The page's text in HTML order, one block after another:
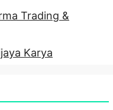
Trading &
Karya